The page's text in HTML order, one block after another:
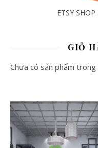
ETSY
GIỎ
Chưa có sản phẩm trong